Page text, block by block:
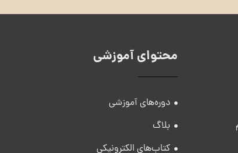
محتوای آموزشی
دوره‌های آموزشی
بلاگ
کتاب‌های الکترونیکی